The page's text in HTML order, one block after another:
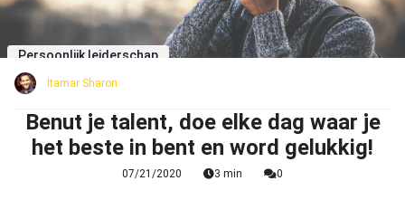
Persoonlijk leiderschap
Itamar Sharon
Benut je talent, doe elke dag waar je
het beste in bent en word gelukkig!
07/21/2020 3 min 0